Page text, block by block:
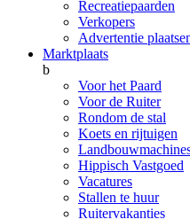
Recreatiepaarden
Verkopers
Advertentie
Marktplaats
b
Voor het Paard
Voor de Ruiter
Rondom de stal
Koets en rijtuigen
Hippisch Vastgoed
Vacatures
Stallen te huur
Ruitervakanties